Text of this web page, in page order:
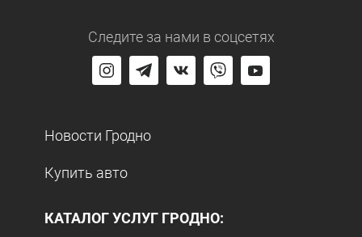
Следите за нами в соцсетях
Новости Гродно
Купить авто
КАТАЛОГ УСЛУГ ГРОДНО: